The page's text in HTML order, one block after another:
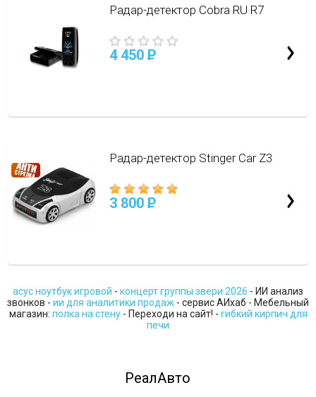
Радар-детектор Cobra RU R7
4 450 P
Радар-детектор Stinger Car Z3
3 800 P
асус ноутбук игровой - концерт группы звери 2026 - ИИ анализ
звонков - ии для аналитики продаж - сервис АИхаб - Мебельный
магазин: полка на стену- Переходи на сайт! - гибкий кирпич для
печи
РеалАвто